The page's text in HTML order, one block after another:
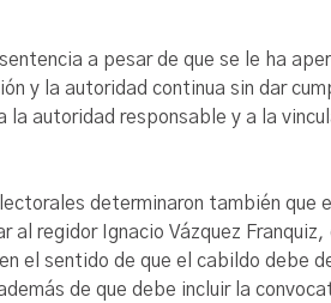
a pesar de que se le ha
y la autoridad continua sin dar
autoridad responsable y a la
determinaron también que el
regidor Ignacio Vázquez Franquiz,
el sentido de que el cabildo debe
de que debe incluir la